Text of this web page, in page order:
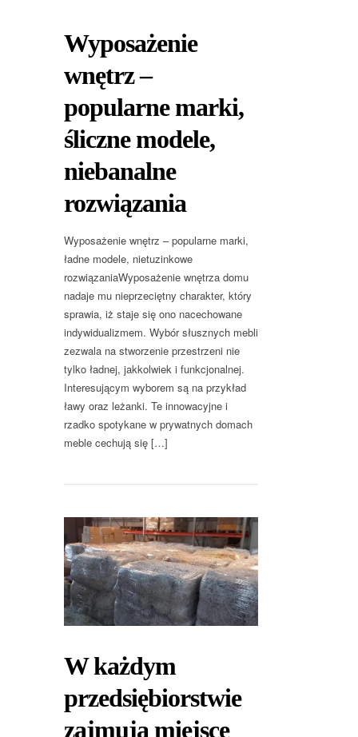
Wyposażenie
wnętrz –
popularne marki,
śliczne modele,
niebanalne
rozwiązania
Wyposażenie wnętrz – popularne marki,
ładne modele, nietuzinkowe
rozwiązaniaWyposażenie wnętrza domu
nadaje mu nieprzeciętny charakter, który
sprawia, iż staje się ono nacechowane
indywidualizmem. Wybór słusznych mebli
zezwala na stworzenie przestrzeni nie
tylko ładnej, jakkolwiek i funkcjonalnej.
Interesującym wyborem są na przykład
ławy oraz leżanki. Te innowacyjne i
rzadko spotykane w prywatnych domach
meble cechują się […]
W każdym
przedsiębiorstwie
zajmują miejsce